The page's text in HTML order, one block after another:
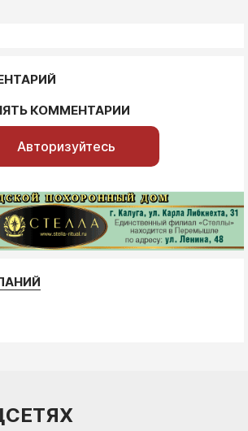
КОММЕНТАРИИ
Авторизуйтесь